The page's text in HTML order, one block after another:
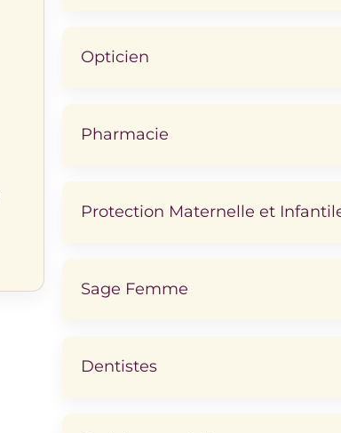
Opticien
Pharmacie
Protection Maternelle et
Sage Femme
Dentistes